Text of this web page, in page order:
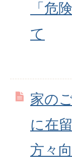
「危
て
家の
に在
方々